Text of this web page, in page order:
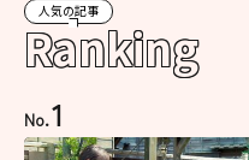
人気の記事
Ranking
No.1